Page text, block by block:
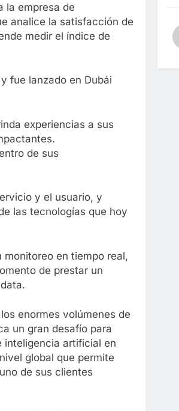
la empresa de
analice la satisfacción de
medir el índice de
fue lanzado en Dubái
experiencias a sus
de sus
y el usuario, y
las tecnologías que hoy
monitoreo en tiempo real,
de prestar un
enormes volúmenes de
un gran desafío para
inteligencia artificial en
global que permite
de sus clientes